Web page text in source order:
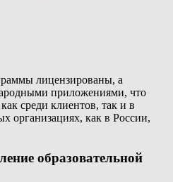
лицензированы, а
приложениями, что
среди клиентов, так и в
организациях, как в России,
образовательной